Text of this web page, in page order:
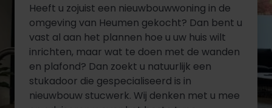
Heeft u zojuist een nieuwbouwwoning in de
omgeving van Heumen gekocht? Dan bent u
vast al aan het plannen hoe u uw huis wilt
inrichten, maar wat te doen met de wanden
en plafond? Dan zoekt u natuurlijk een
stukadoor die gespecialiseerd is in
nieuwbouw stucwerk. Wij denken met u mee